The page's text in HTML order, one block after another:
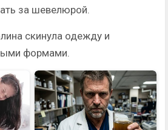
за шевелюрой.
скинула одежду и
формами.